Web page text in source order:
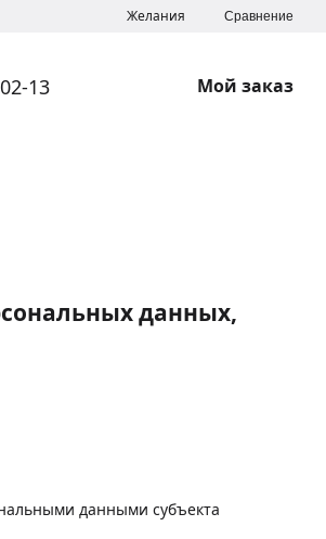
Желания Сравнение
13 Мой заказ
данных,
данными субъекта